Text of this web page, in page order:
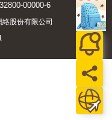
00000-6
股份有限公司